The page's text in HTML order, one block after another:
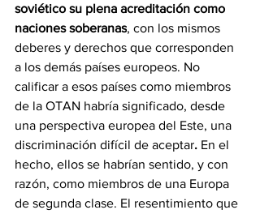
soviético su plena acreditación como
naciones soberanas, con los mismos
deberes y derechos que corresponden
a los demás países europeos. No
calificar a esos países como miembros
de la OTAN habría significado, desde
una perspectiva europea del Este, una
discriminación difícil de aceptar. En el
hecho, ellos se habrían sentido, y con
razón, como miembros de una Europa
de segunda clase. El resentimiento que